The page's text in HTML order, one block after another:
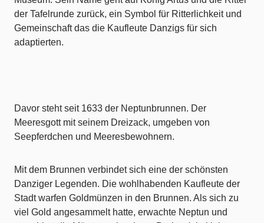
der Tafelrunde zurück, ein Symbol für Ritterlichkeit und
Gemeinschaft das die Kaufleute Danzigs für sich
adaptierten.
Davor steht seit 1633 der Neptunbrunnen. Der
Meeresgott mit seinem Dreizack, umgeben von
Seepferdchen und Meeresbewohnern.
Mit dem Brunnen verbindet sich eine der schönsten
Danziger Legenden. Die wohlhabenden Kaufleute der
Stadt warfen Goldmünzen in den Brunnen. Als sich zu
viel Gold angesammelt hatte, erwachte Neptun und